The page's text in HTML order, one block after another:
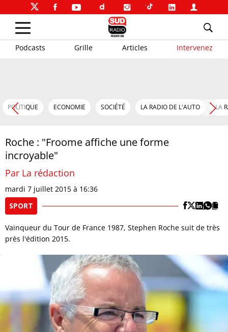
Podcasts Grille Articles Intervenez
POLITIQUE ECONOMIE SOCIÉTÉ LA RADIO DE L'AUTO LA
Roche : "Froome affiche une forme
incroyable"
Par La rédaction
mardi 7 juillet 2015 à 16:36
SPORT
Vainqueur du Tour de France 1987, Stephen Roche suit de très
près l'édition 2015.